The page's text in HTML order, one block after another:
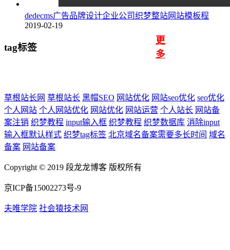
dedecms广告品牌设计企业公司织梦整站网站模板程
2019-02-19
tag标签
更
多
草根站长网 草根站长 黑帽SEO 网站优化 网站seo优化 seo优化
个人网站 个人网站优化 网站优化 网站运营 个人站长 网站备
案注销 织梦教程 input输入框 织梦教程 织梦数据库 消除input
输入框默认样式 织梦tag标签 北京域名备案需要多长时间 域名
备案 网站备案
Copyright © 2019 段龙龙博客 版权所有
京ICP备15002273号-9
夫唯学院 社会猿技术网